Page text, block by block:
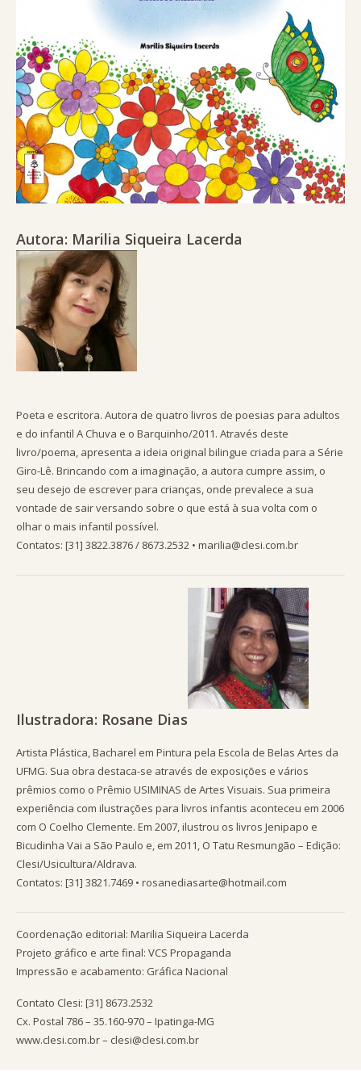
Autora: Marilia Siqueira Lacerda
Poeta e escritora. Autora de quatro livros de poesias para adultos
e do infantil A Chuva e o Barquinho/2011. Através deste
livro/poema, apresenta a ideia original bilingue criada para a Série
Giro-Lê. Brincando com a imaginação, a autora cumpre assim, o
seu desejo de escrever para crianças, onde prevalece a sua
vontade de sair versando sobre o que está à sua volta com o
olhar o mais infantil possível.
Contatos: [31] 3822.3876 / 8673.2532 • marilia@clesi.com.br
Ilustradora: Rosane Dias
Artista Plástica, Bacharel em Pintura pela Escola de Belas Artes da
UFMG. Sua obra destaca-se através de exposições e vários
prêmios como o Prêmio USIMINAS de Artes Visuais. Sua primeira
experiência com ilustrações para livros infantis aconteceu em 2006
com O Coelho Clemente. Em 2007, ilustrou os livros Jenipapo e
Bicudinha Vai a São Paulo e, em 2011, O Tatu Resmungão – Edição:
Clesi/Usicultura/Aldrava.
Contatos: [31] 3821.7469 • rosanediasarte@hotmail.com
Coordenação editorial: Marilia Siqueira Lacerda
Projeto gráfico e arte final: VCS Propaganda
Impressão e acabamento: Gráfica Nacional
Contato Clesi: [31] 8673.2532
Cx. Postal 786 – 35.160-970 – Ipatinga-MG
www.clesi.com.br – clesi@clesi.com.br